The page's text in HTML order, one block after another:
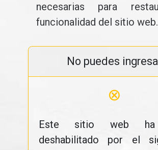
necesarias para
funcionalidad del sitio web.
No puedes
⊗
Este sitio web
deshabilitado por el